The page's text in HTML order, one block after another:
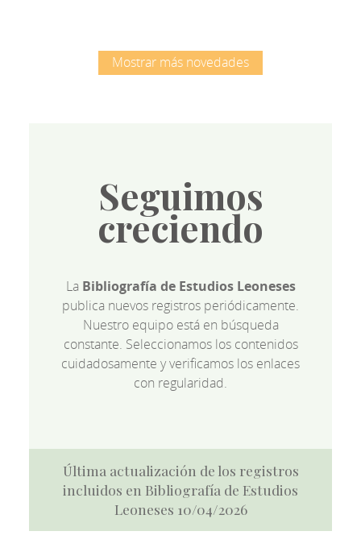
Mostrar más novedades
Seguimos
creciendo
La Bibliografía de Estudios Leoneses
publica nuevos registros periódicamente.
Nuestro equipo está en búsqueda
constante. Seleccionamos los contenidos
cuidadosamente y verificamos los enlaces
con regularidad.
Última actualización de los registros
incluidos en Bibliografía de Estudios
Leoneses 10/04/2026